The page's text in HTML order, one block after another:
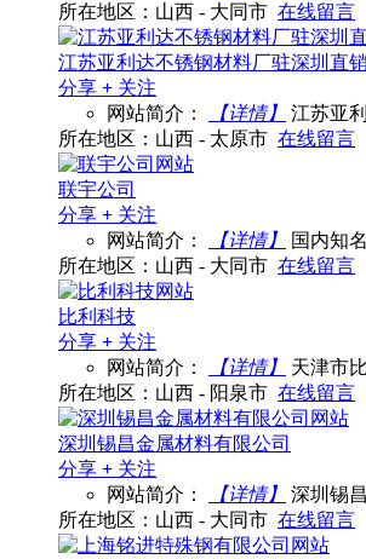
所在地区：山西 - 大同市 在线留言
江苏亚利达不锈钢材料厂驻深圳直
分享 + 关注
网站简介：
【详情】
江苏亚
所在地区：山西 - 太原市 在线留言
联宇公司
分享 + 关注
网站简介：
【详情】
国内知
所在地区：山西 - 大同市 在线留言
比利科技
分享 + 关注
网站简介：
【详情】
天津市
所在地区：山西 - 阳泉市 在线留言
深圳锡昌金属材料有限公司
分享 + 关注
网站简介：
【详情】
深圳锡
所在地区：山西 - 大同市 在线留言